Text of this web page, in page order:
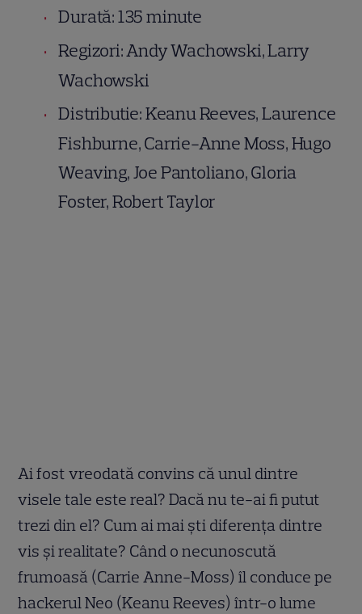
Durată: 135 minute
Regizori: Andy Wachowski, Larry
Wachowski
Distributie: Keanu Reeves, Laurence
Fishburne, Carrie-Anne Moss, Hugo
Weaving, Joe Pantoliano, Gloria
Foster, Robert Taylor
Ai fost vreodată convins că unul dintre
visele tale este real? Dacă nu te-ai fi putut
trezi din el? Cum ai mai şti diferenţa dintre
vis şi realitate? Când o necunoscută
frumoasă (Carrie Anne-Moss) îl conduce pe
hackerul Neo (Keanu Reeves) într-o lume